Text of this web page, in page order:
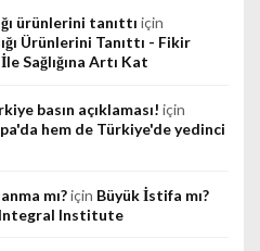
ürünlerini tanıttı için
Ürünlerini Tanıttı - Fikir
Sağlığına Artı Kat
basın açıklaması! için
hem de Türkiye'de yedinci
mı?için Büyük İstifa mı?
Integral Institute